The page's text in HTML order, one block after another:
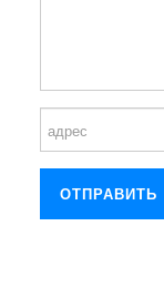
ОТПРАВИТЬ